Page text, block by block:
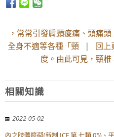
，常常引發肩頸痠痛、頭痛
全身不適等各種「頸 | 回上
度。由此可見，頸
相關知識
2022-05-02
內之肢體障礙(新制 ICF 第 七類 05)、